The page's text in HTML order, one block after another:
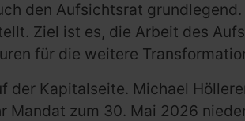
den Aufsichtsrat
Ziel ist es, die Arbeit des
für die weitere
Kapitalseite. Michael
zum 30. Mai 2026